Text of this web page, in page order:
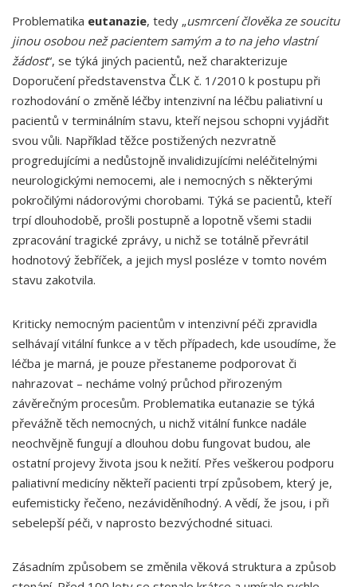
Problematika eutanazie, tedy „usmrcení člověka ze soucitu
jinou osobou než pacientem samým a to na jeho vlastní
žádost“, se týká jiných pacientů, než charakterizuje
Doporučení představenstva ČLK č. 1/2010 k postupu při
rozhodování o změně léčby intenzivní na léčbu paliativní u
pacientů v terminálním stavu, kteří nejsou schopni vyjádřit
svou vůli. Například těžce postižených nezvratně
progredujícími a nedůstojně invalidizujícími neléčitelnými
neurologickými nemocemi, ale i nemocných s některými
pokročilými nádorovými chorobami. Týká se pacientů, kteří
trpí dlouhodobě, prošli postupně a lopotně všemi stadii
zpracování tragické zprávy, u nichž se totálně převrátil
hodnotový žebříček, a jejich mysl posléze v tomto novém
stavu zakotvila.
Kriticky nemocným pacientům v intenzivní péči zpravidla
selhávají vitální funkce a v těch případech, kde usoudíme, že
léčba je marná, je pouze přestaneme podporovat či
nahrazovat – necháme volný průchod přirozeným
závěrečným procesům. Problematika eutanazie se týká
převážně těch nemocných, u nichž vitální funkce nadále
neochvějně fungují a dlouhou dobu fungovat budou, ale
ostatní projevy života jsou k nežití. Přes veškerou podporu
paliativní medicíny někteří pacienti trpí způsobem, který je,
eufemisticky řečeno, nezáviděníhodný. A vědí, že jsou, i při
sebelepší péči, v naprosto bezvýchodné situaci.
Zásadním způsobem se změnila věková struktura a způsob